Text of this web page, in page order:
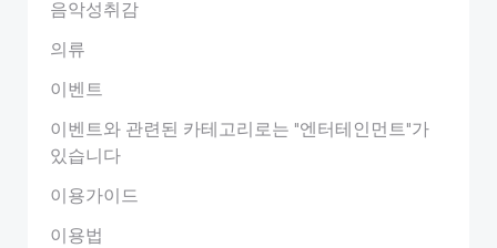
음악성취감
의류
이벤트
이벤트와 관련된 카테고리로는 "엔터테인먼트"가
있습니다
이용가이드
이용법